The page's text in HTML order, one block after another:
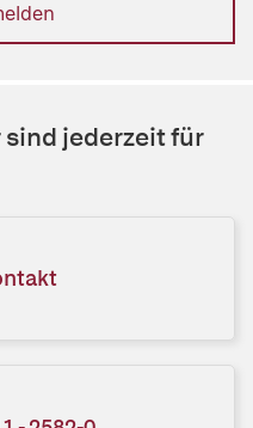
sind jederzeit für